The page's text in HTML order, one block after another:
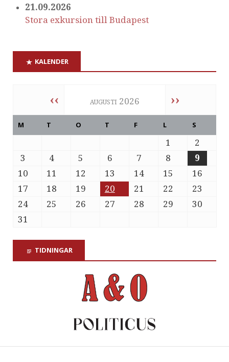
21.09.2026
Stora exkursion till Budapest
KALENDER
‹‹ augusti 2026 ››
M T O T F L S
1
2
3
4 5 6 7 8
9
10
11 12 13 14 15
16
17
18 19 20 21 22
23
24
25 26 27 28 29
30
31
TIDNINGAR